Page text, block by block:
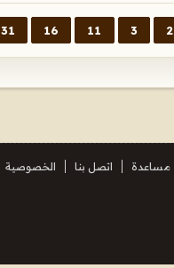
2
3
11
16
31
مساعدة اتصل بنا الخصوصية